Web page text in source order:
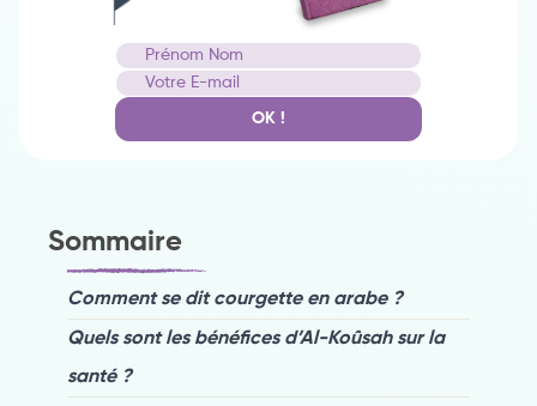
OK !
Sommaire
Comment se dit courgette en arabe ?
Quels sont les bénéfices d’Al-Koûsah sur la
santé ?